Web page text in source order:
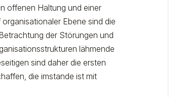
offenen Haltung und einer
Ebene sind die
der Störungen und
lähmende
sind daher die ersten
die imstande ist mit